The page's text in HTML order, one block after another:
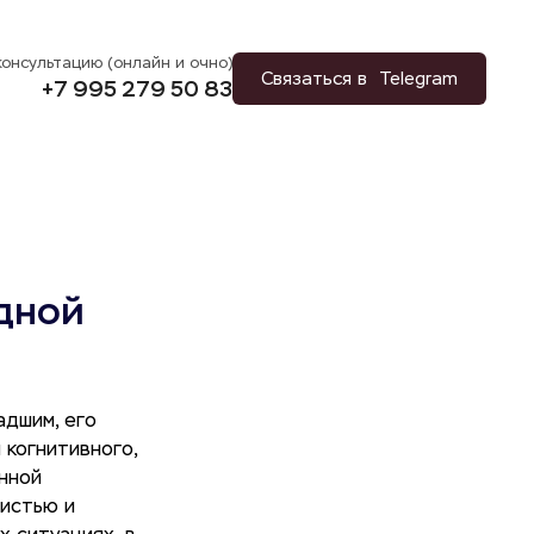
(онлайн и очно)
+7 995 279 50 83 Связаться в  Telegram
его
и